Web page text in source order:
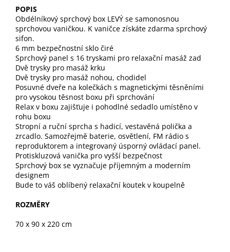
POPIS
Obdélníkový sprchový box LEVÝ se samonosnou
sprchovou vaničkou. K vaničce získáte zdarma sprchový
sifon.
6 mm bezpečnostní sklo čiré
Sprchový panel s 16 tryskami pro relaxační masáž zad
Dvě trysky pro masáž krku
Dvě trysky pro masáž nohou, chodidel
Posuvné dveře na kolečkách s magnetickými těsněními
pro vysokou těsnost boxu při sprchování
Relax v boxu zajišťuje i pohodlné sedadlo umístěno v
rohu boxu
Stropní a ruční sprcha s hadicí, vestavěná polička a
zrcadlo. Samozřejmě baterie, osvětlení, FM rádio s
reproduktorem a integrovaný úsporný ovládací panel.
Protiskluzová vanička pro vyšší bezpečnost
Sprchový box se vyznačuje příjemným a moderním
designem
Bude to váš oblíbený relaxační koutek v koupelně
ROZMĚRY
70 x 90 x 220 cm